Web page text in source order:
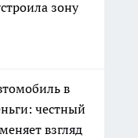
зону
в
честный
взгляд